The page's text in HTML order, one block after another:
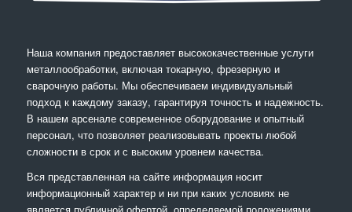
Наша компания предоставляет высококачественные услуги
металлообработки, включая токарную, фрезерную и
сварочную работы. Мы обеспечиваем индивидуальный
подход к каждому заказу, гарантируя точность и надежность.
В нашем арсенале современное оборудование и опытный
персонал, что позволяет реализовывать проекты любой
сложности в срок и с высоким уровнем качества.
Вся представленная на сайте информация носит
информационный характер и ни при каких условиях не